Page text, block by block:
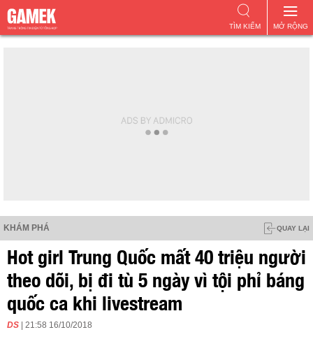
MỞ RỘNG
TÌM KIẾM
KHÁM PHÁ QUAY LẠI
Hot girl Trung Quốc mất 40 triệu người
theo dõi, bị đi tù 5 ngày vì tội phỉ báng
quốc ca khi livestream
DS | 21:58 16/10/2018